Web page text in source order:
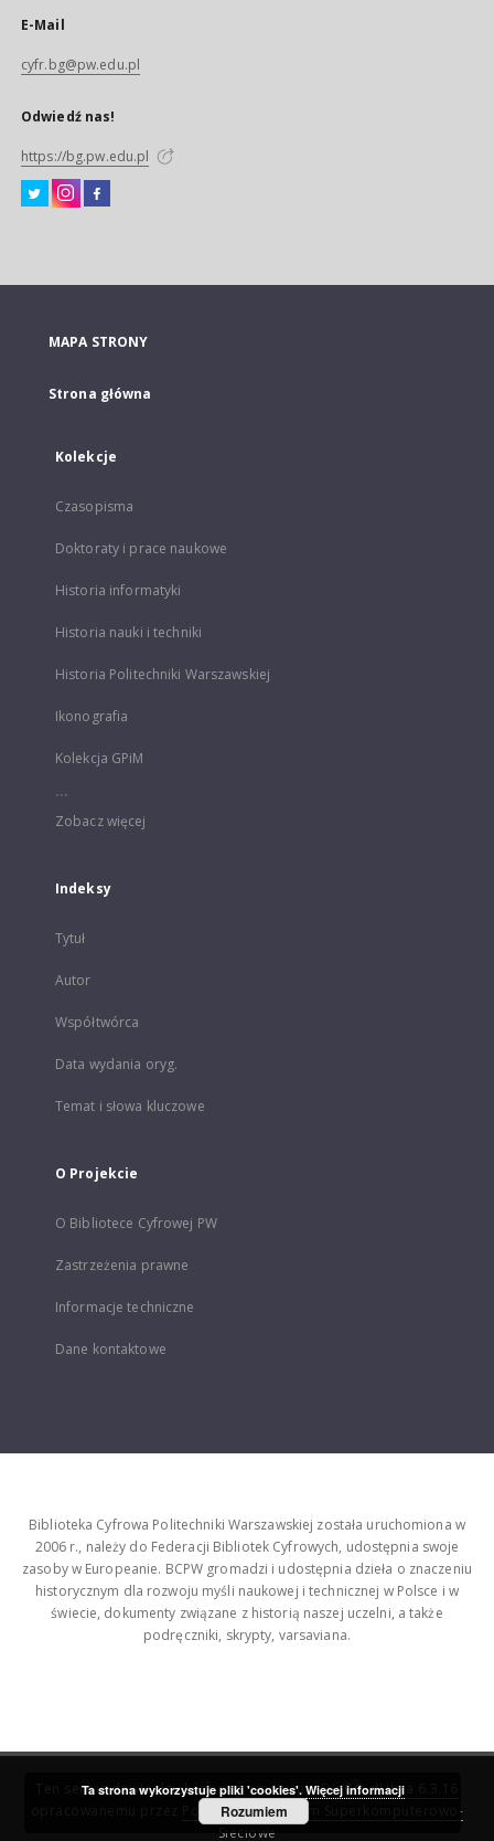
E-Mail
cyfr.bg@pw.edu.pl
Odwiedź nas!
https://bg.pw.edu.pl
MAPA STRONY
Strona główna
Kolekcje
Czasopisma
Doktoraty i prace naukowe
Historia informatyki
Historia nauki i techniki
Historia Politechniki Warszawskiej
Ikonografia
Kolekcja GPiM
...
Zobacz więcej
Indeksy
Tytuł
Autor
Współtwórca
Data wydania oryg.
Temat i słowa kluczowe
O Projekcie
O Bibliotece Cyfrowej PW
Zastrzeżenia prawne
Informacje techniczne
Dane kontaktowe
Biblioteka Cyfrowa Politechniki Warszawskiej została uruchomiona w
2006 r., należy do Federacji Bibliotek Cyfrowych, udostępnia swoje
zasoby w Europeanie. BCPW gromadzi i udostępnia dzieła o znaczeniu
historycznym dla rozwoju myśli naukowej i technicznej w Polsce i w
świecie, dokumenty związane z historią naszej uczelni, a także
podręczniki, skrypty, varsaviana.
Ten serwis działa dzięki oprogramowaniuDInGO dLibra 6.3.16
Poznańskie Centrum Superkomputerowo-
Sieciowe
Ta strona wykorzystuje pliki 'cookies'. Więcej informacji
Rozumiem